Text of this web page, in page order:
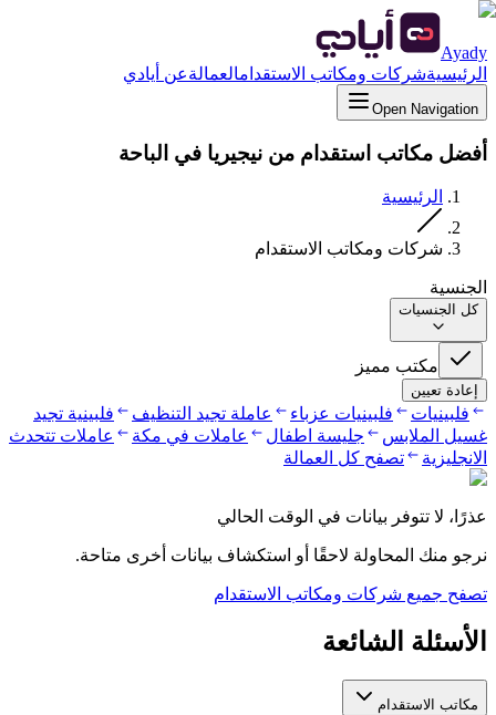
Ayady
الرئيسيةشركات ومكاتب الاستقدامالعمالةعن أيادي
Open Navigation
أفضل مكاتب استقدام من نيجيريا في الباحة
الرئيسية
شركات ومكاتب الاستقدام
الجنسية
كل الجنسيات
مكتب مميز
إعادة تعيين
فلبينيات فلبينيات عزباء عاملة تجيد التنظيف
فلبينية تجيد
غسيل الملابس
جليسة اطفال عاملات في مكة
عاملات تتحدث
الانجليزية
تصفح كل العمالة
عذرًا، لا تتوفر بيانات في الوقت الحالي
نرجو منك المحاولة لاحقًا أو استكشاف بيانات أخرى متاحة.
تصفح جميع شركات ومكاتب الاستقدام
الأسئلة الشائعة
مكاتب الاستقدام